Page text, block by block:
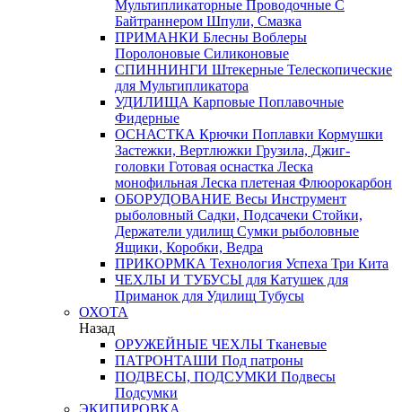
Мультипликаторные Проводочные С
Байтраннером Шпули, Смазка
ПРИМАНКИ Блесны Воблеры
Поролоновые Силиконовые
СПИННИНГИ Штекерные Телескопические
для Мультипликатора
УДИЛИЩА Карповые Поплавочные
Фидерные
ОСНАСТКА Крючки Поплавки Кормушки
Застежки, Вертлюжки Грузила, Джиг-
головки Готовая оснастка Леска
монофильная Леска плетеная Флюорокарбон
ОБОРУДОВАНИЕ Весы Инструмент
рыболовный Садки, Подсачеки Стойки,
Держатели удилищ Сумки рыболовные
Ящики, Коробки, Ведра
ПРИКОРМКА Технология Успеха Три Кита
ЧЕХЛЫ И ТУБУСЫ для Катушек для
Приманок для Удилищ Тубусы
ОХОТА
Назад
ОРУЖЕЙНЫЕ ЧЕХЛЫ Тканевые
ПАТРОНТАШИ Под патроны
ПОДВЕСЫ, ПОДСУМКИ Подвесы
Подсумки
ЭКИПИРОВКА